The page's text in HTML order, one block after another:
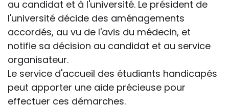
au candidat et à l'université. Le président de
l'université décide des aménagements
accordés, au vu de l'avis du médecin, et
notifie sa décision au candidat et au service
organisateur.
Le service d'accueil des étudiants handicapés
peut apporter une aide précieuse pour
effectuer ces démarches.